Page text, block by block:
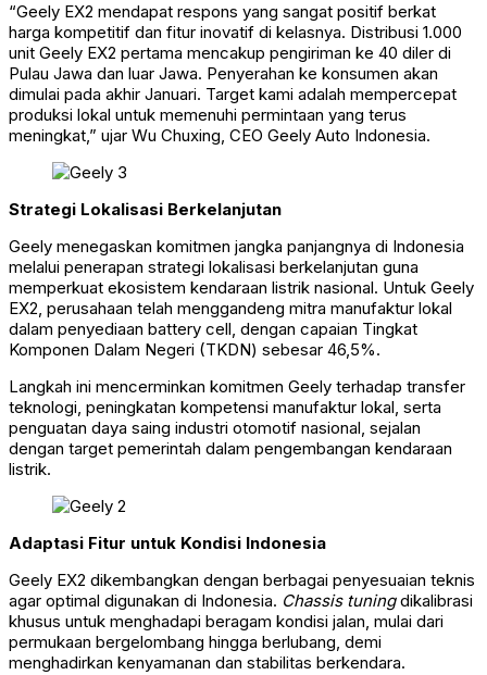
“Geely EX2 mendapat respons yang sangat positif berkat
harga kompetitif dan fitur inovatif di kelasnya. Distribusi 1.000
unit Geely EX2 pertama mencakup pengiriman ke 40 diler di
Pulau Jawa dan luar Jawa. Penyerahan ke konsumen akan
dimulai pada akhir Januari. Target kami adalah mempercepat
produksi lokal untuk memenuhi permintaan yang terus
meningkat,” ujar Wu Chuxing, CEO Geely Auto Indonesia.
Strategi Lokalisasi Berkelanjutan
Geely menegaskan komitmen jangka panjangnya di Indonesia
melalui penerapan strategi lokalisasi berkelanjutan guna
memperkuat ekosistem kendaraan listrik nasional. Untuk Geely
EX2, perusahaan telah menggandeng mitra manufaktur lokal
dalam penyediaan battery cell, dengan capaian Tingkat
Komponen Dalam Negeri (TKDN) sebesar 46,5%.
Langkah ini mencerminkan komitmen Geely terhadap transfer
teknologi, peningkatan kompetensi manufaktur lokal, serta
penguatan daya saing industri otomotif nasional, sejalan
dengan target pemerintah dalam pengembangan kendaraan
listrik.
Adaptasi Fitur untuk Kondisi Indonesia
Geely EX2 dikembangkan dengan berbagai penyesuaian teknis
agar optimal digunakan di Indonesia. Chassis tuningdikalibrasi
khusus untuk menghadapi beragam kondisi jalan, mulai dari
permukaan bergelombang hingga berlubang, demi
menghadirkan kenyamanan dan stabilitas berkendara.